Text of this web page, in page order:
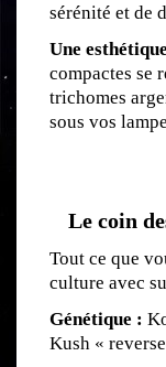
sérénité et de
Une
compactes se
trichomes
sous vos
Le coin
Tout ce que
culture avec
Génétique :
Kush «